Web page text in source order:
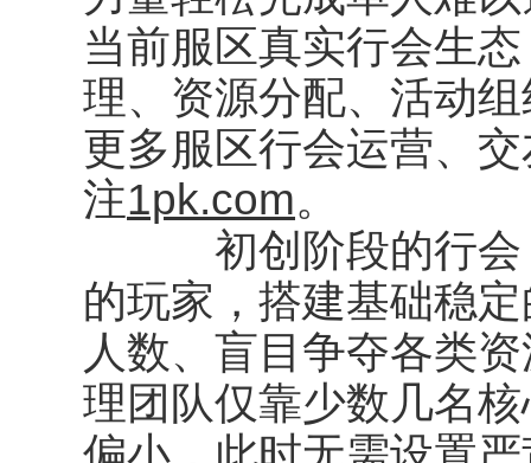
当前服区真实行会生
理、资源分配、活动
更多服区行会运营、
注1pk.com。
初创阶段的行会，
的玩家，搭建基础稳
人数、盲目争夺各类
理团队仅靠少数几名